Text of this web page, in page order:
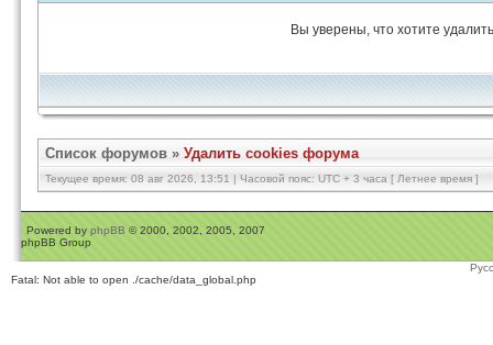
Вы уверены, что хотите
Список форумов » Удалить cookies форума
Текущее время: 08 авг 2026, 13:51 | Часовой пояс: UTC + 3 часа [ Летнее время ]
Powered by phpBB © 2000, 2002, 2005, 2007
phpBB Group
Fatal: Not able to open ./cache/data_global.php